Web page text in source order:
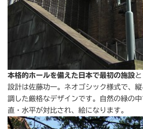
本格的ホールを備えた日本で最初の施設
設計は佐藤功一。ネオゴシック様式で、
調した厳格なデザインです。自然の緑の
直・水平が対比され、絵になります。